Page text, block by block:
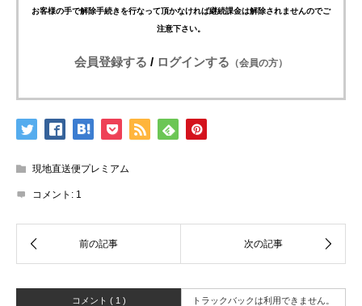
お客様の手で解除手続きを行なって頂かなければ継続課金は解除されませんのでご
注意下さい。
会員登録する / ログインする （会員の方）
現地直送便プレミアム
コメント: 1
コメント ( 1 ) トラックバックは利用できません。